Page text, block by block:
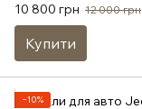
10 800 грн 12 000 грн
Купити
−10%